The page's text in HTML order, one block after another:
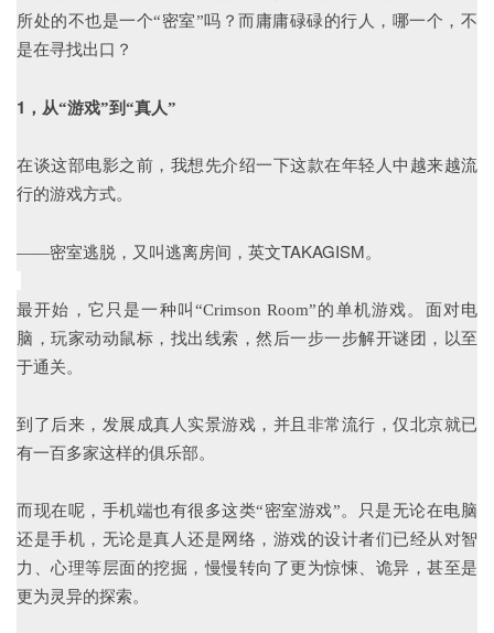
所处的不也是一个“密室”吗？而庸庸碌碌的行人，哪一个，不
是在寻找出口？
1， 从“游戏”到“真人”
在谈这部电影之前，我想先介绍一下这款在年轻人中越来越流
行的游戏方式。
——密室逃脱，又叫逃离房间，英文TAKAGISM。
最开始，它只是一种叫“Crimson Room”的单机游戏。面对电
脑，玩家动动鼠标，找出线索，然后一步一步解开谜团，以至
于通关。
到了后来，发展成真人实景游戏，并且非常流行，仅北京就已
有一百多家这样的俱乐部。
而现在呢，手机端也有很多这类“密室游戏”。只是无论在电脑
还是手机，无论是真人还是网络，游戏的设计者们已经从对智
力、心理等层面的挖掘，慢慢转向了更为惊悚、诡异，甚至是
更为灵异的探索。